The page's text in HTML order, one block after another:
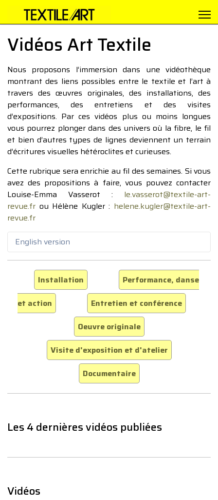
Vidéos Art Textile
Nous proposons l’immersion dans une vidéothèque
montrant des liens possibles entre le textile et l’art à
travers des œuvres originales, des installations, des
performances, des entretiens et des visites
d’expositions. Par ces vidéos plus ou moins longues
vous pourrez plonger dans des univers où la fibre, le fil
et bien d’autres types de lignes deviennent un terrain
d’écritures visuelles hétéroclites et curieuses.
Cette rubrique sera enrichie au fil des semaines. Si vous
avez des propositions à faire, vous pouvez contacter
Louise-Emma Vasserot : le.vasserot@textile-art-
revue.fr ou Hélène Kugler : helene.kugler@textile-art-
revue.fr
English version
Installation
Performance, danse
et action
Entretien et conférence
Oeuvre originale
Visite d'exposition et d'atelier
Documentaire
Les 4 dernières vidéos publiées
Vidéos